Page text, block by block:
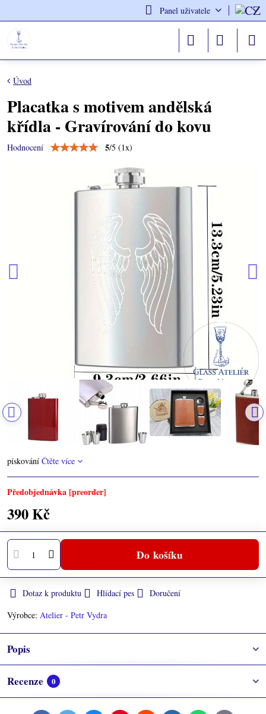
Panel uživatele
Úvod
Placatka s motivem andělská
křídla - Gravírování do kovu
Hodnocení 5/5 (1x)
pískování Čtěte více
Předobjednávka [preorder]
390 Kč
Do košíku
Dotaz k produktu Hlídací pes
Doručení
Výrobce: Atelier - Petr Vydra
Popis
Recenze 0